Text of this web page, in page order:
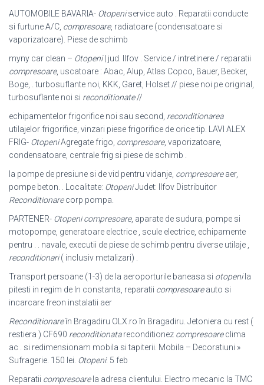
AUTOMOBILE BAVARIA- Otopeniservice auto . Reparatii conducte
si furtune A/C, compresoare, radiatoare (condensatoare si
vaporizatoare). Piese de schimb
myny car clean – Otopeni| jud. Ilfov . Service / intretinere / reparatii
compresoare, uscatoare : Abac, Alup, Atlas Copco, Bauer, Becker,
Boge, . turbosuflante noi, KKK, Garet, Holset // piese noi pe original,
turbosuflante noi si reconditionate//
echipamentelor frigorifice noi sau second, reconditionarea
utilajelor frigorifice, vinzari piese frigorifice de orice tip. LAVI ALEX
FRIG- OtopeniAgregate frigo, compresoare, vaporizatoare,
condensatoare, centrale frig si piese de schimb .
la pompe de presiune si de vid pentru vidanje, compresoareaer,
pompe beton. . Localitate: OtopeniJudet: Ilfov Distribuitor
Reconditionarecorp pompa.
PARTENER- Otopeni compresoare, aparate de sudura, pompe si
motopompe, generatoare electrice , scule electrice, echipamente
pentru . . navale, executii de piese de schimb pentru diverse utilaje ,
reconditionari( inclusiv metalizari) .
Transport persoane (1-3) de la aeroporturile baneasa si otopenila
pitesti in regim de In constanta, reparatii compresoareauto si
incarcare freon instalatii aer
Reconditionareîn Bragadiru OLX.ro în Bragadiru. Jetoniera cu rest (
restiera ) CF690 reconditionatareconditionez compresoareclima
ac . si redimensionam mobila si tapiterii. Mobila – Decoratiuni »
Sufragerie. 150 lei. Otopeni. 5 feb
Reparatii compresoarela adresa clientului. Electro mecanic la TMC